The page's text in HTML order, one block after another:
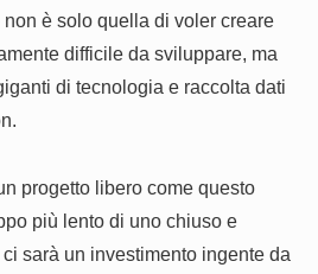
è solo quella di voler creare
difficile da sviluppare, ma
di tecnologia e raccolta dati
progetto libero come questo
più lento di uno chiuso e
sarà un investimento ingente da